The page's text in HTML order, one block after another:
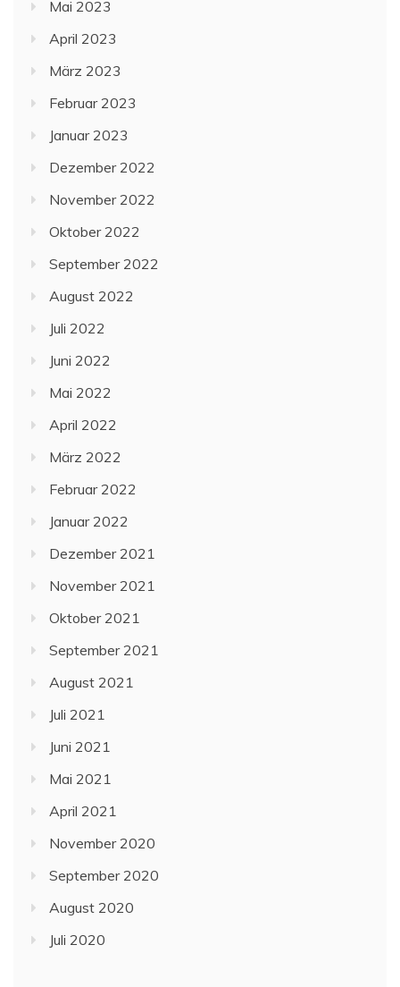
Mai 2023
April 2023
März 2023
Februar 2023
Januar 2023
Dezember 2022
November 2022
Oktober 2022
September 2022
August 2022
Juli 2022
Juni 2022
Mai 2022
April 2022
März 2022
Februar 2022
Januar 2022
Dezember 2021
November 2021
Oktober 2021
September 2021
August 2021
Juli 2021
Juni 2021
Mai 2021
April 2021
November 2020
September 2020
August 2020
Juli 2020